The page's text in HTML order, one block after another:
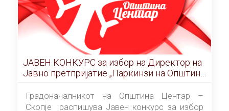
ЈАВЕН КОНКУРС за избор на Директор на
Јавно претпријатие „Паркинзи на Општина
Центар“ – Скопје
Градоначалникот на Општина Центар –
Скопје распишува Јавен конкурс за избор